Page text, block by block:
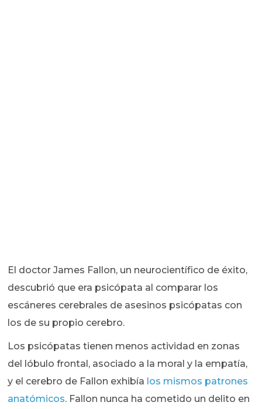
El doctor James Fallon, un neurocientífico de éxito,
descubrió que era psicópata al comparar los
escáneres cerebrales de asesinos psicópatas con
los de su propio cerebro.
Los psicópatas tienen menos actividad en zonas
del lóbulo frontal, asociado a la moral y la empatía,
y el cerebro de Fallon exhibía los mismos patrones
anatómicos. Fallon nunca ha cometido un delito en